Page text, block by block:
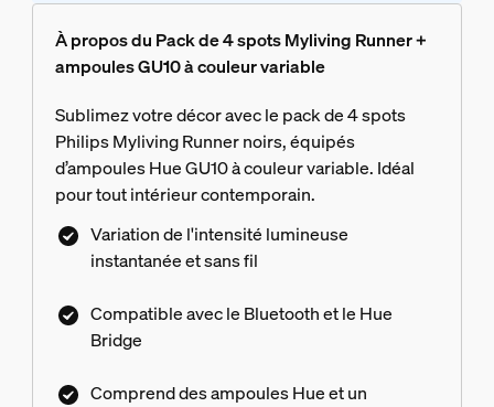
À propos du Pack de 4 spots Myliving Runner +
ampoules GU10 à couleur variable
Sublimez votre décor avec le pack de 4 spots
Philips Myliving Runner noirs, équipés
d’ampoules Hue GU10 à couleur variable. Idéal
pour tout intérieur contemporain.
Variation de l'intensité lumineuse
instantanée et sans fil
Compatible avec le Bluetooth et le Hue
Bridge
Comprend des ampoules Hue et un